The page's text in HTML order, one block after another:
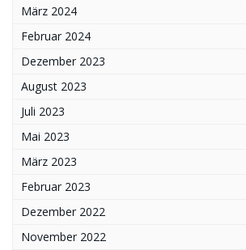
März 2024
Februar 2024
Dezember 2023
August 2023
Juli 2023
Mai 2023
März 2023
Februar 2023
Dezember 2022
November 2022